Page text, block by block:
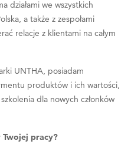
działami we wszystkich
a także z zespołami
relacje z klientami na całym
UNTHA, posiadam
produktów i ich wartości,
dla nowych członków
pracy?